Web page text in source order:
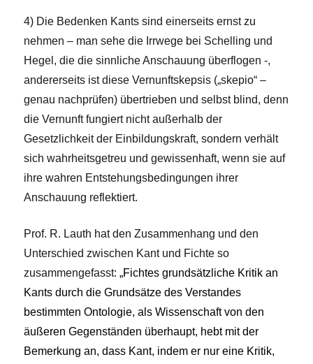
4) Die Bedenken Kants sind einerseits ernst zu
nehmen – man sehe die Irrwege bei Schelling und
Hegel, die die sinnliche Anschauung überflogen -,
andererseits ist diese Vernunftskepsis („skepio“ –
genau nachprüfen) übertrieben und selbst blind, denn
die Vernunft fungiert nicht außerhalb der
Gesetzlichkeit der Einbildungskraft, sondern verhält
sich wahrheitsgetreu und gewissenhaft, wenn sie auf
ihre wahren Entstehungsbedingungen ihrer
Anschauung reflektiert.
Prof. R. Lauth hat den Zusammenhang und den
Unterschied zwischen Kant und Fichte so
zusammengefasst:„Fichtes grundsätzliche Kritik an
Kants durch die Grundsätze des Verstandes
bestimmten Ontologie, als Wissenschaft von den
äußeren Gegenständen überhaupt, hebt mit der
Bemerkung an, dass Kant, indem er nur eine Kritik,